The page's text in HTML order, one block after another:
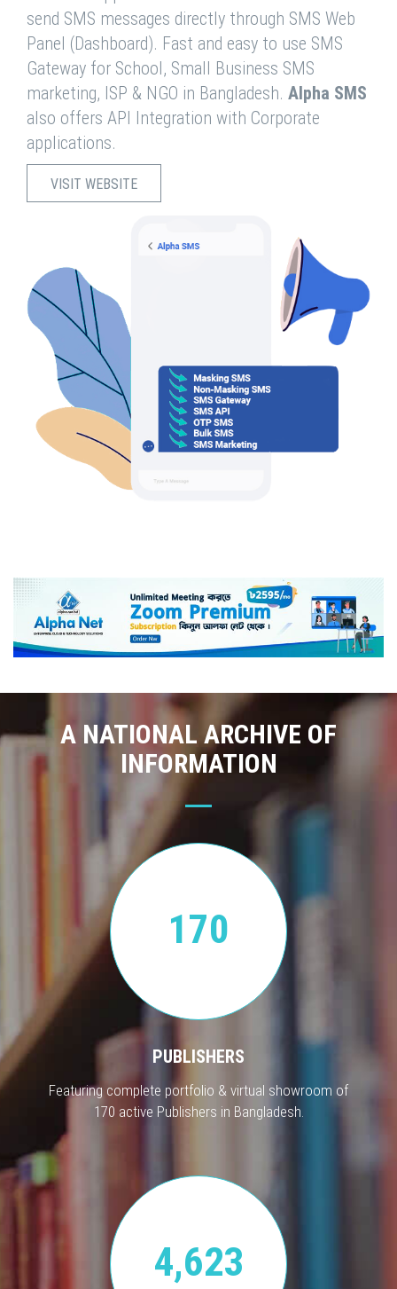
send SMS messages directly through SMS Web
Panel (Dashboard). Fast and easy to use SMS
Gateway for School, Small Business SMS
marketing, ISP & NGO in Bangladesh. Alpha SMS
also offers API Integration with Corporate
applications.
VISIT WEBSITE
A NATIONAL ARCHIVE OF
INFORMATION
170
PUBLISHERS
Featuring complete portfolio & virtual showroom of
170 active Publishers in Bangladesh.
4,623